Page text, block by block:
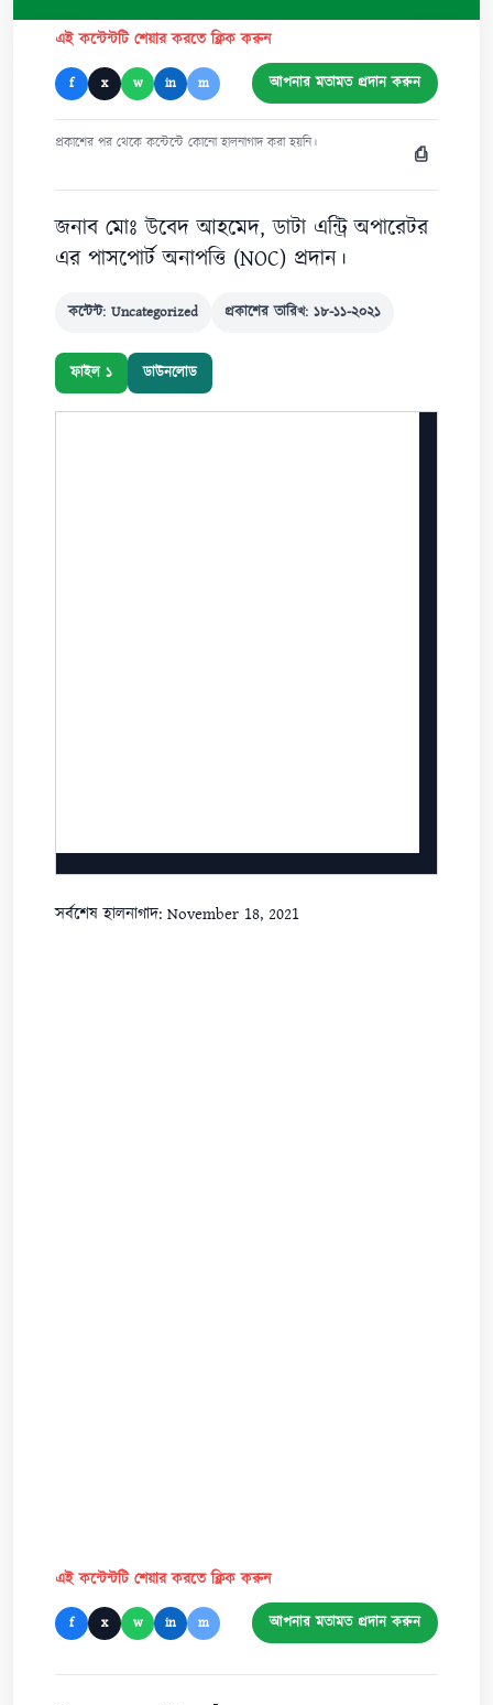
এই কন্টেন্টটি শেয়ার করতে ক্লিক করুন
f x w in m আপনার মতামত প্রদান করুন
প্রকাশের পর থেকে কন্টেন্টে কোনো হালনাগাদ করা হয়নি। ⎙
জনাব মোঃ উবেদ আহমেদ, ডাটা এন্ট্রি অপারেটর
এর পাসপোর্ট অনাপত্তি (NOC) প্রদান।
কন্টেন্ট: Uncategorized প্রকাশের তারিখ: ১৮-১১-২০২১
ফাইল ১ ডাউনলোড
সর্বশেষ হালনাগাদ: November 18, 2021
এই কন্টেন্টটি শেয়ার করতে ক্লিক করুন
f x w in m আপনার মতামত প্রদান করুন